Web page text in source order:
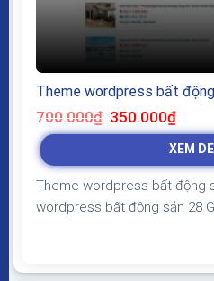
Theme wordpress bất
700.000₫ Giá
gốc
là:
350.000₫Giá
tại
là:
XEM
Theme wordpress bất động
wordpress bất động sản 28
dễ dàng sử dụng Thiết kế